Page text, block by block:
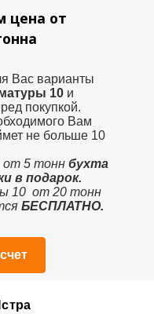
цена от
Вас варианты
10и
покупкой.
Вам
не больше 10
от 5 тонн бухта
в подарок.
10 от 20 тонн
БЕСПЛАТНО.